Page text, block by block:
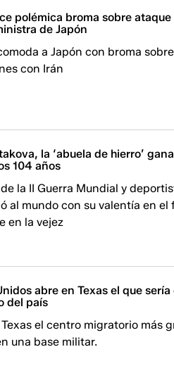
polémica broma sobre
de Japón
a Japón con broma
con Irán
la ‘abuela de hierro’
104 años
la II Guerra Mundial y
al mundo con su valentía en el
en la vejez
abre en Texas el que
del país
el centro migratorio más
una base militar.